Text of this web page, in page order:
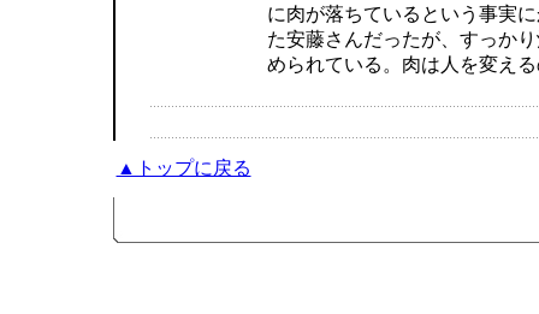
に肉が落ちているという事実
た安藤さんだったが、すっか
められている。肉は人を変え
▲トップに戻る